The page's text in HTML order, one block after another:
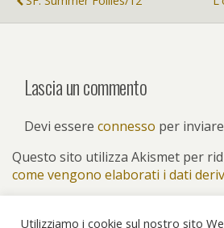
Lascia un commento
Devi essere connesso per
Questo sito utilizza Akismet per
come vengono elaborati i dati
Utilizziamo i cookie sul nostro sito